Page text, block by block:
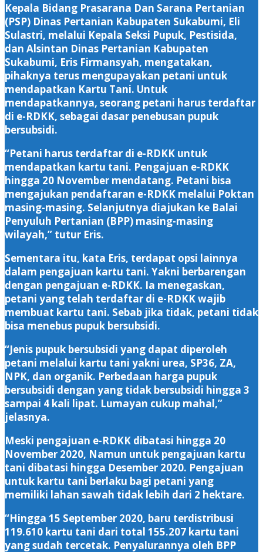
Kepala Bidang Prasarana Dan Sarana Pertanian
(PSP) Dinas Pertanian Kabupaten Sukabumi, Eli
Sulastri, melalui Kepala Seksi Pupuk, Pestisida,
dan Alsintan Dinas Pertanian Kabupaten
Sukabumi, Eris Firmansyah, mengatakan,
pihaknya terus mengupayakan petani untuk
mendapatkan Kartu Tani. Untuk
mendapatkannya, seorang petani harus terdaftar
di e-RDKK, sebagai dasar penebusan pupuk
bersubsidi.
“Petani harus terdaftar di e-RDKK untuk
mendapatkan kartu tani. Pengajuan e-RDKK
hingga 20 November mendatang. Petani bisa
mengajukan pendaftaran e-RDKK melalui Poktan
masing-masing. Selanjutnya diajukan ke Balai
Penyuluh Pertanian (BPP) masing-masing
wilayah,” tutur Eris.
Sementara itu, kata Eris, terdapat opsi lainnya
dalam pengajuan kartu tani. Yakni berbarengan
dengan pengajuan e-RDKK. Ia menegaskan,
petani yang telah terdaftar di e-RDKK wajib
membuat kartu tani. Sebab jika tidak, petani tidak
bisa menebus pupuk bersubsidi.
“Jenis pupuk bersubsidi yang dapat diperoleh
petani melalui kartu tani yakni urea, SP36, ZA,
NPK, dan organik. Perbedaan harga pupuk
bersubsidi dengan yang tidak bersubsidi hingga 3
sampai 4 kali lipat. Lumayan cukup mahal,”
jelasnya.
Meski pengajuan e-RDKK dibatasi hingga 20
November 2020, Namun untuk pengajuan kartu
tani dibatasi hingga Desember 2020. Pengajuan
untuk kartu tani berlaku bagi petani yang
memiliki lahan sawah tidak lebih dari 2 hektare.
“Hingga 15 September 2020, baru terdistribusi
119.610 kartu tani dari total 155.207 kartu tani
yang sudah tercetak. Penyalurannya oleh BPP